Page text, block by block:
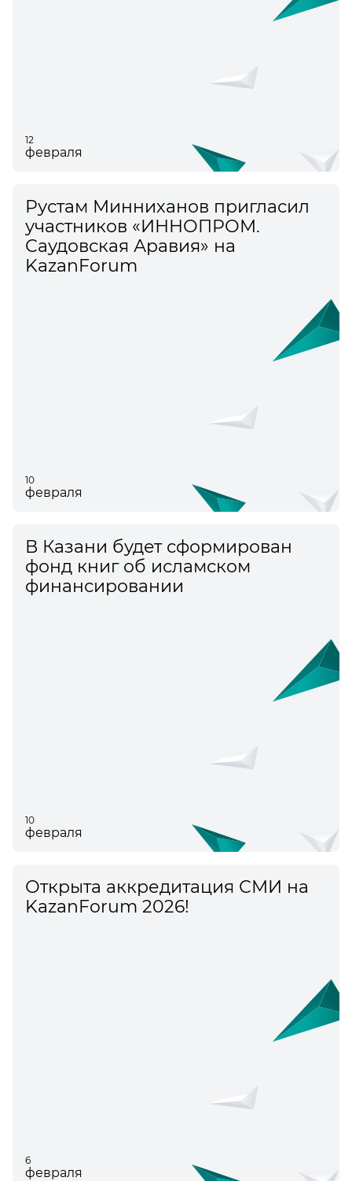
12
февраля
Рустам Минниханов пригласил
участников «ИННОПРОМ.
Саудовская Аравия» на
KazanForum
10
февраля
В Казани будет сформирован
фонд книг об исламском
финансировании
10
февраля
Открыта аккредитация СМИ на
KazanForum 2026!
6
февраля